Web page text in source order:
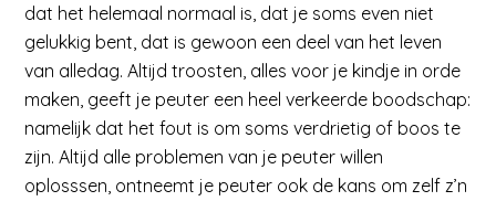
dat het helemaal normaal is, dat je soms even niet
gelukkig bent, dat is gewoon een deel van het leven
van alledag. Altijd troosten, alles voor je kindje in orde
maken, geeft je peuter een heel verkeerde boodschap:
namelijk dat het fout is om soms verdrietig of boos te
zijn. Altijd alle problemen van je peuter willen
oplosssen, ontneemt je peuter ook de kans om zelf z’n